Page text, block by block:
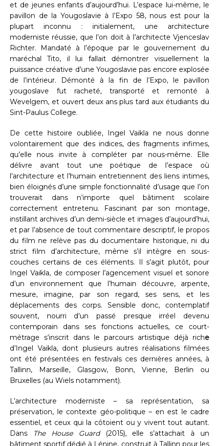
et de jeunes enfants d’aujourd’hui. L’espace lui-même, le
pavillon de la Yougoslavie à l’Expo 58, nous est pour la
plupart inconnu : initialement, une architecture
moderniste réussie, que l’on doit à l’architecte Vjenceslav
Richter. Mandaté à l’époque par le gouvernement du
maréchal Tito, il lui fallait démontrer visuellement la
puissance créative d’une Yougoslavie pas encore explosée
de l’intérieur. Démonté à la fin de l’Expo, le pavillon
yougoslave fut racheté, transporté et remonté à
Wevelgem, et ouvert deux ans plus tard aux étudiants du
Sint-Paulus College.
De cette histoire oubliée, Ingel Vaikla ne nous donne
volontairement que des indices, des fragments infimes,
qu’elle nous invite à compléter par nous-même. Elle
délivre avant tout une poétique de l’espace où
l’architecture et l’humain entretiennent des liens intimes,
bien éloignés d’une simple fonctionnalité d’usage que l’on
trouverait dans n’importe quel bâtiment scolaire
correctement entretenu. Fascinant par son montage,
instillant archives d’un demi-siècle et images d’aujourd’hui,
et par l’absence de tout commentaire descriptif, le propos
du film ne relève pas du documentaire historique, ni du
strict film d’architecture, même s’il intègre en sous-
couches certains de ces éléments. Il s’agit plutôt, pour
Ingel Vaikla, de composer l’agencement visuel et sonore
d’un environnement que l’humain découvre, arpente,
mesure, imagine, par son regard, ses sens, et les
déplacements des corps. Sensible donc, contemplatif
souvent, nourri d’un passé presque irréel devenu
contemporain dans ses fonctions actuelles, ce court-
métrage s’inscrit dans le parcours artistique déjà riche
d’Ingel Vaikla, dont plusieurs autres réalisations filmées
ont été présentées en festivals ces dernières années, à
Tallinn, Marseille, Glasgow, Bonn, Vienne, Berlin ou
Bruxelles (au Wiels notamment).
L’architecture moderniste – sa représentation, sa
préservation, le contexte géo-politique – en est le cadre
essentiel, et ceux qui la côtoient ou y vivent tout autant.
Dans
The House Guard
(2015), elle s’attachait à un
bâtiment sportif dédié à Lénine, construit à Tallinn pour les